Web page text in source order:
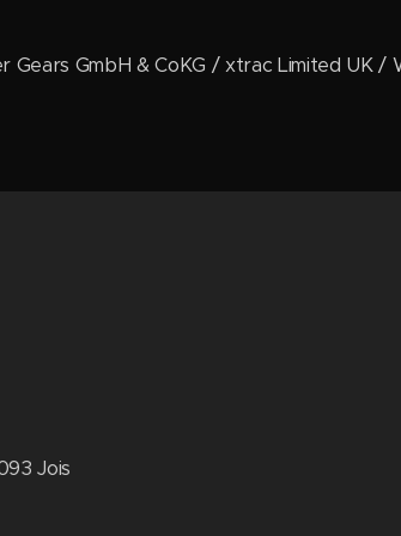
Gears GmbH & CoKG / xtrac Limited UK /
Jois